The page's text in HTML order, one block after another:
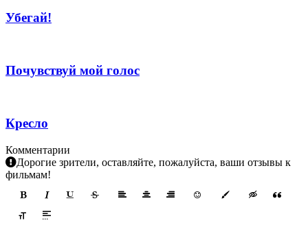
Убегай!
Почувствуй мой голос
Кресло
Комментарии
Дорогие зрители, оставляйте, пожалуйста, ваши отзывы к
фильмам!